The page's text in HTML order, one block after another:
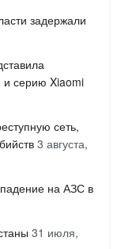
задержали
и серию Xiaomi
сеть,
3 августа,
на АЗС в
31 июля,